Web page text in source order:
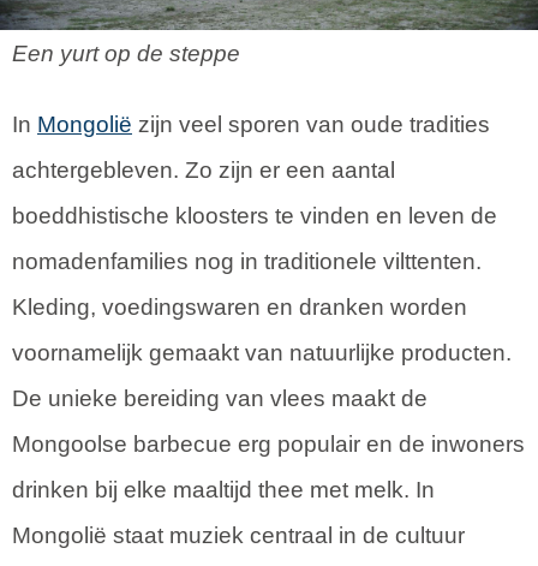
Een yurt op de steppe
In Mongolië zijn veel sporen van oude tradities
achtergebleven. Zo zijn er een aantal
boeddhistische kloosters te vinden en leven de
nomadenfamilies nog in traditionele vilttenten.
Kleding, voedingswaren en dranken worden
voornamelijk gemaakt van natuurlijke producten.
De unieke bereiding van vlees maakt de
Mongoolse barbecue erg populair en de inwoners
drinken bij elke maaltijd thee met melk. In
Mongolië staat muziek centraal in de cultuur